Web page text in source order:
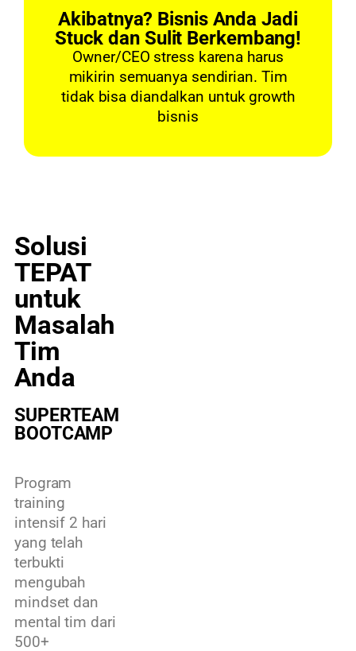
Akibatnya? Bisnis Anda Jadi
Stuck dan Sulit Berkembang!
Owner/CEO stress karena harus
mikirin semuanya sendirian. Tim
tidak bisa diandalkan untuk growth
bisnis
Solusi
TEPAT
untuk
Masalah
Tim
Anda
SUPERTEAM
BOOTCAMP
Program
training
intensif 2 hari
yang telah
terbukti
mengubah
mindset dan
mental tim dari
500+